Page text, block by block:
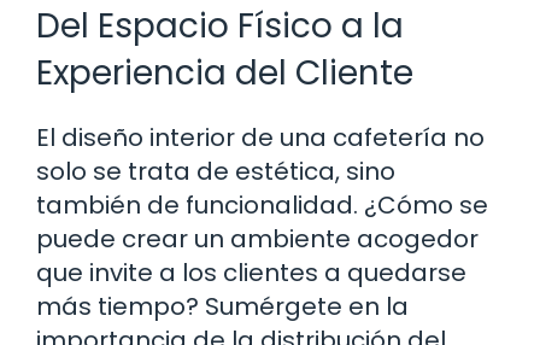
Del Espacio Físico a la
Experiencia del Cliente
El diseño interior de una cafetería no
solo se trata de estética, sino
también de funcionalidad. ¿Cómo se
puede crear un ambiente acogedor
que invite a los clientes a quedarse
más tiempo? Sumérgete en la